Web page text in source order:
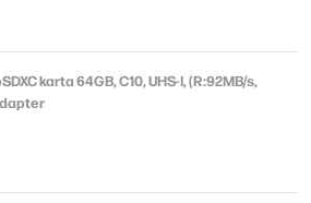
karta 64GB, C10, UHS-I, (R:92MB/s,